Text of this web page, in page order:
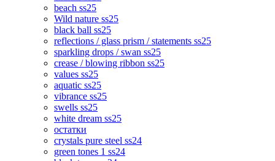
beach ss25
Wild nature ss25
black ball ss25
reflections / glass prism / statements ss25
sparkling drops / swan ss25
crease / blowing ribbon ss25
values ss25
aquatic ss25
vibrance ss25
swells ss25
white dream ss25
остатки
crystals pure steel ss24
green tones 1 ss24